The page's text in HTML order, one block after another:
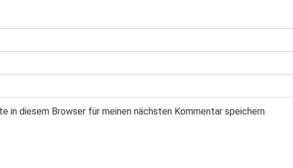
in diesem Browser für meinen nächsten Kommentar speichern.